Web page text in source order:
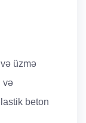
üzmə
və
beton